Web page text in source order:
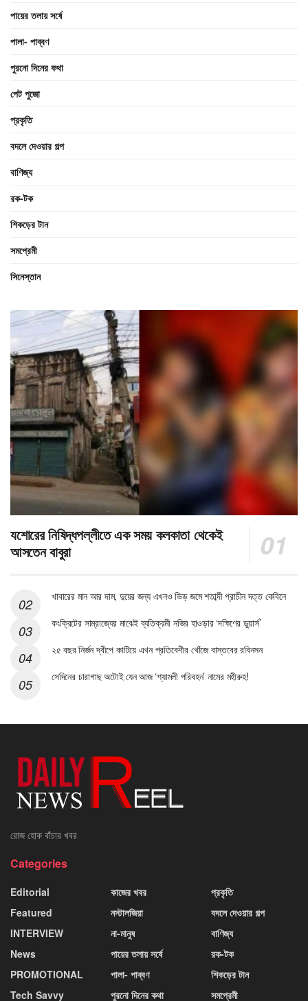
পায়ের তলায় সর্ষে
পালা- পাব্বণ
পুরনো দিনের কথা
পেট পুজো
প্রকৃতি
বদলে দেওয়ার গল্প
বাণিজ্য
রক-টক
শিকড়ের টান
সমপ্রেমী
সিনেস্তান
যশোরের নিষিদ্ধপল্লীতে এক সময় কলকাতা থেকেই
আসতেন বাবুরা
খাবারের মান আর দাম, দুয়ের জন্য এখনও ভিড় জমে শতাব্দী প্রাচীন দত্ত কেবিনে
কংক্রিটের সাম্রাজ্যের মাঝেই ব্যতিক্রমী নজির হাওড়ার ‘দক্ষিণের ডুয়ার্স’
২৫ বছর নির্জন দ্বীপে কাটিয়ে এখন প্রতিবেশীর খোঁজে বাস্তবের রবিনসন
সেদিনের চারাগাছ অটোই যেন আজ ‘শ্যামলী পরিবহন’ নামের মহীরুহ!
রোজ হোক বাঁচার খবর
Categories
Editorial
Featured
INTERVIEW
News
PROMOTIONAL
Tech Savvy
কাজের খবর
নস্টালজিয়া
না-মানুষ
পায়ের তলায় সর্ষে
পালা- পাব্বণ
পুরনো দিনের কথা
প্রকৃতি
বদলে দেওয়ার গল্প
বাণিজ্য
রক-টক
শিকড়ের টান
সমপ্রেমী